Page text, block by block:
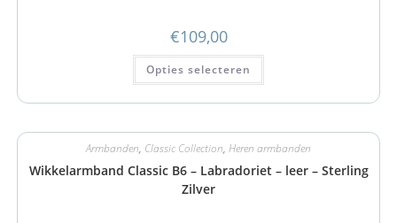
€109,00
Opties selecteren
Armbanden, Classic Collection, Heren armbanden
Wikkelarmband Classic B6 – Labradoriet – leer – Sterling
Zilver